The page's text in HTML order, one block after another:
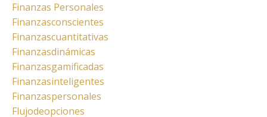
Finanzas Personales
Finanzasconscientes
Finanzascuantitativas
Finanzasdinámicas
Finanzasgamificadas
Finanzasinteligentes
Finanzaspersonales
Flujodeopciones